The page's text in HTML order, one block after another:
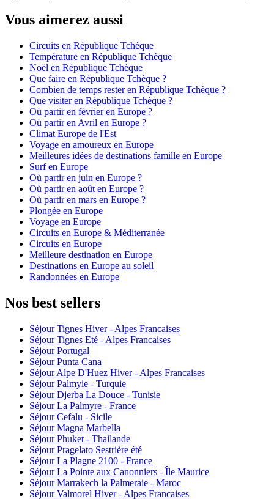
Vous aimerez aussi
Circuits en République Tchèque
Température en République Tchèque
Noël en République Tchèque
Que faire en République Tchèque ?
Combien de temps rester en République Tchèque ?
Que visiter en République Tchèque ?
Où partir en février en Europe ?
Où partir en Avril en Europe ?
Climat Europe de l'Est
Voyage en amoureux en Europe
Meilleures idées de destinations famille en Europe
Surf en Europe
Où partir en juin en Europe ?
Où partir en août en Europe ?
Où partir en mars en Europe ?
Plongée en Europe
Voyage en Europe
Circuits en Europe & Méditerranée
Circuits en Europe
Meilleure destination en Europe
Destinations en Europe au soleil
Randonnées en Europe
Nos best sellers
Séjour Tignes Hiver - Alpes Francaises
Séjour Tignes Eté - Alpes Francaises
Séjour Portugal
Séjour Punta Cana
Séjour Alpe D'Huez Hiver - Alpes Francaises
Séjour Palmyie - Turquie
Séjour Djerba La Douce - Tunisie
Séjour La Palmyre - France
Séjour Cefalu - Sicile
Séjour Magna Marbella
Séjour Phuket - Thailande
Séjour Pragelato Sestrière été
Séjour La Plagne 2100 - France
Séjour La Pointe aux Canonniers - Île Maurice
Séjour Marrakech la Palmeraie - Maroc
Séjour Valmorel Hiver - Alpes Francaises